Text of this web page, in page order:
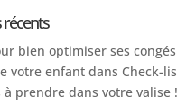
bien optimiser ses
votre enfantdans Check-
prendre dans votre valise !